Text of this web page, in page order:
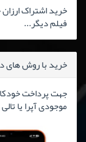
فیلم دیگر...
خرید با روش های
جهت پرداخت
موجودی آپرا یا